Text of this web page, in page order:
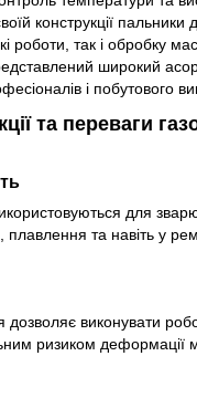
конструкції пальники
роботи, так і обробку
широкий
і побутового
та переваги
для
плавлення та навіть у
дозволяє виконувати
ризиком деформації